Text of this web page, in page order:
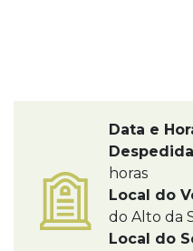
Data e
Despedida
horas
Local do
do Alto da
Local do